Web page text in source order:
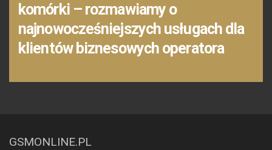
komórki – rozmawiamy o
najnowocześniejszych usługach dla
klientów biznesowych operatora
GSMONLINE.PL